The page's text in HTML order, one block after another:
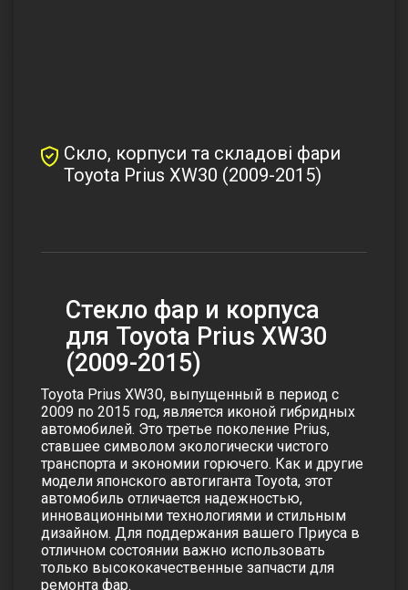
Скло, корпуси та складові фари
Toyota Prius XW30 (2009-2015)
Стекло фар и корпуса
для Toyota Prius XW30
(2009-2015)
Toyota Prius XW30, выпущенный в период с
2009 по 2015 год, является иконой гибридных
автомобилей. Это третье поколение Prius,
ставшее символом экологически чистого
транспорта и экономии горючего. Как и другие
модели японского автогиганта Toyota, этот
автомобиль отличается надежностью,
инновационными технологиями и стильным
дизайном. Для поддержания вашего Приуса в
отличном состоянии важно использовать
только высококачественные запчасти для
ремонта фар.